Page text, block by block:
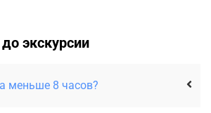
экскурсии
меньше 8 часов?